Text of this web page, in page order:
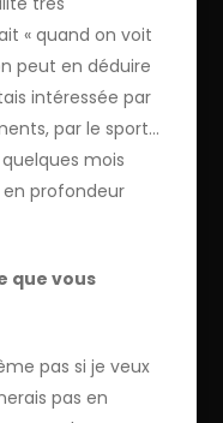
« quand on voit
peut en déduire
intéressée par
par le sport…
mois
en profondeur
que vous
pas si je veux
pas en